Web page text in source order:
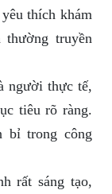
thích khám
truyền
người thực tế,
tiêu rõ ràng.
bỉ trong công
rất sáng tạo,